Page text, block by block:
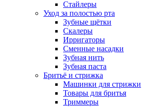
Стайлеры
Уход за полостью рта
Зубные щётки
Скалеры
Ирригаторы
Сменные насадки
Зубная нить
Зубная паста
Бритьё и стрижка
Машинки для стрижки
Товары для бритья
Триммеры